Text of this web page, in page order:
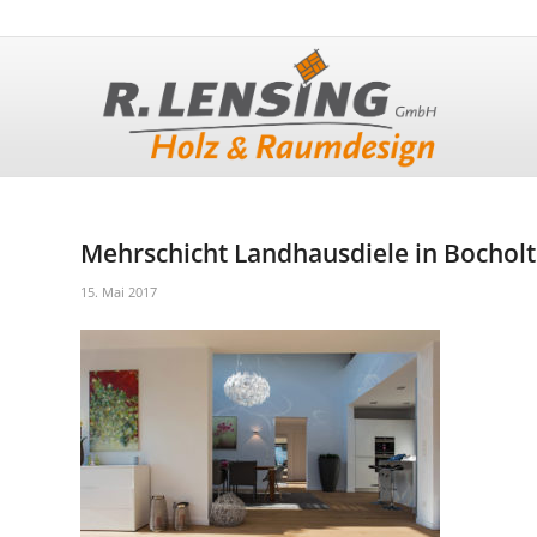
Mehrschicht Landhausdiele in Bocholt
15. Mai 2017